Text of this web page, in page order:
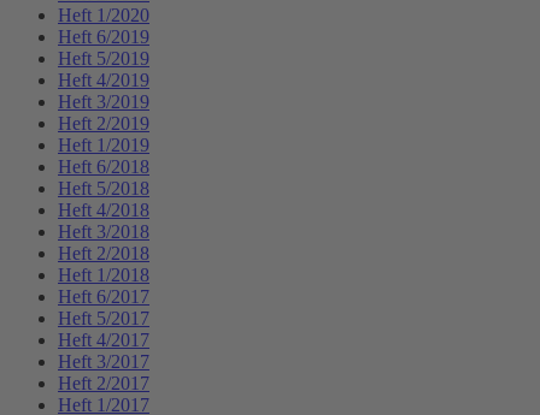
Heft 1/2020
Heft 6/2019
Heft 5/2019
Heft 4/2019
Heft 3/2019
Heft 2/2019
Heft 1/2019
Heft 6/2018
Heft 5/2018
Heft 4/2018
Heft 3/2018
Heft 2/2018
Heft 1/2018
Heft 6/2017
Heft 5/2017
Heft 4/2017
Heft 3/2017
Heft 2/2017
Heft 1/2017